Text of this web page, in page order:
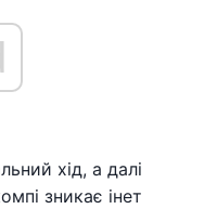
хід, а далі
зникає інет